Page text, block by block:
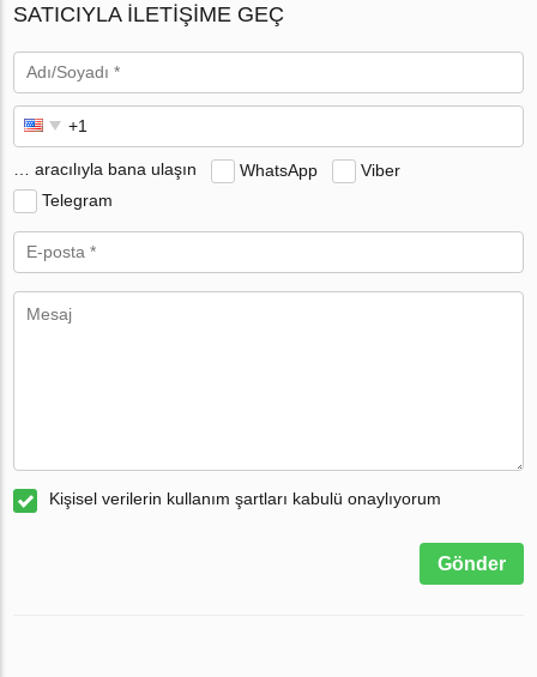
SATICIYLA ILETIŞIME GEÇ
… aracılıyla bana ulaşın WhatsApp
Viber
Telegram
Kişisel verilerin kullanım şartları kabulü onaylıyorum
Gönder